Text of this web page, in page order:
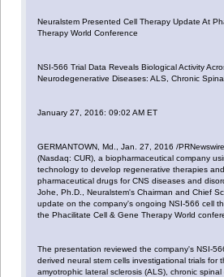
Neuralstem Presented Cell Therapy Update At
Therapy World Conference
NSI-566 Trial Data Reveals Biological Activity
Neurodegenerative Diseases: ALS, Chronic
January 27, 2016: 09:02 AM ET
GERMANTOWN, Md., Jan. 27, 2016 /
(Nasdaq: CUR), a biopharmaceutical company
technology to develop regenerative therapies
pharmaceutical drugs for CNS diseases and
Johe, Ph.D., Neuralstem's Chairman and Chief
update on the company's ongoing NSI-566 cell
the Phacilitate Cell & Gene Therapy World
The presentation reviewed the company's NSI-
derived neural stem cells investigational trials for
amyotrophic lateral sclerosis (ALS), chronic